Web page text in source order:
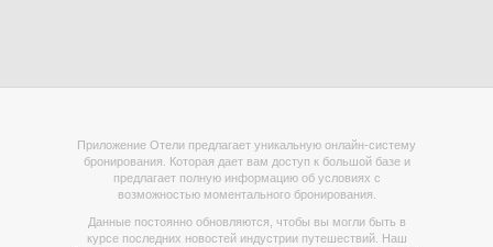
Приложение Отели предлагает уникальную онлайн-систему
бронирования. Которая дает вам доступ к большой базе и
предлагает полную информацию об условиях с
возможностью моментального бронирования.
Данные постоянно обновляются, чтобы вы могли быть в
курсе последних новостей индустрии путешествий. Наш